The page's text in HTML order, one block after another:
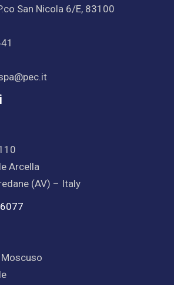
San Nicola 6/E, 83100
Arcella
(AV) – Italy